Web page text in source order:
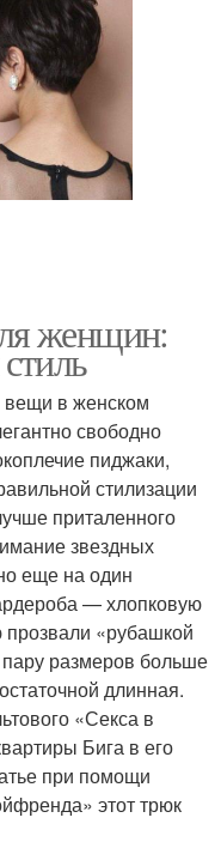
женщин:
вещи в женском
свободно
пиджаки,
стилизации
приталенного
звездных
еще на один
— хлопковую
прозвали «рубашкой
размеров больше
длинная.
«Секса в
Бига в его
при помощи
этот трюк